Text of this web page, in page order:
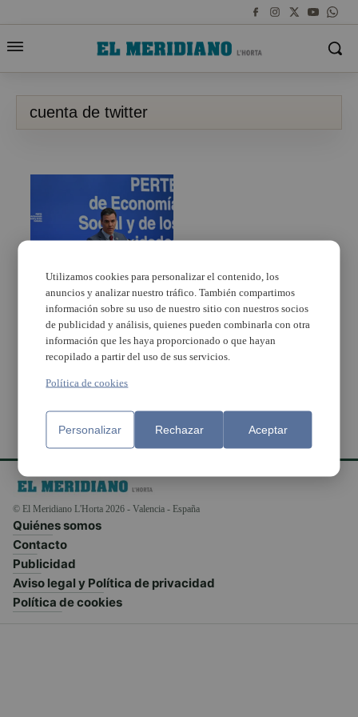
cuenta de twitter
Un vecino de Paterna
se enfrenta a 3 años de
prisión por amenazar
de muerte a Pedro
Sánchez en Twitter
© El Meridiano L'Horta 2026 - Valencia - España
Quiénes somos
Contacto
Publicidad
Aviso legal y Política de privacidad
Política de cookies
Utilizamos cookies para personalizar el contenido, los
anuncios y analizar nuestro tráfico. También compartimos
información sobre su uso de nuestro sitio con nuestros socios
de publicidad y análisis, quienes pueden combinarla con otra
información que les haya proporcionado o que hayan
recopilado a partir del uso de sus servicios.
Política de cookies
Personalizar Rechazar Aceptar